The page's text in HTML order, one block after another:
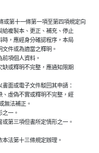
或第十一條第一項至第四項規定向
給複製本、更正、補充、停止
時，應經身分確認程序，本局
文件或為適當之釋明。
前項個人資料。
缺或釋明不完整，應通知限期
書面或電子文件駁回其申請：
、虛偽不實或釋明不完整，經
或無法補正。
之一。
或第三項但書所定情形之一。